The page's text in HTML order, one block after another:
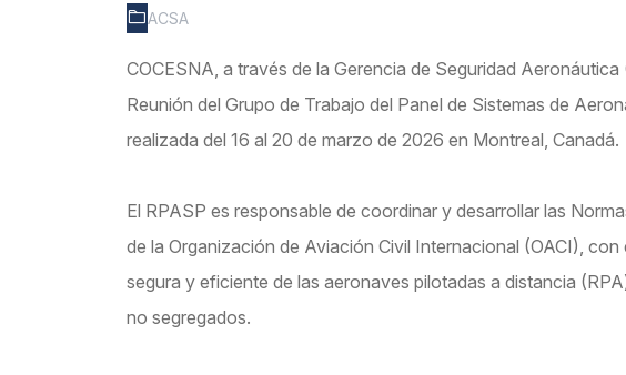
ACSA
COCESNA, a través de la Gerencia de Seguridad
Reunión del Grupo de Trabajo del Panel de Sistemas de
realizada del 16 al 20 de marzo de 2026 en Montreal, Canadá.
El RPASP es responsable de coordinar y desarrollar las
de la Organización de Aviación Civil Internacional (OACI),
segura y eficiente de las aeronaves pilotadas a distancia
no segregados.